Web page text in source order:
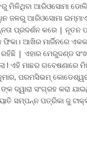
ମିଳିଥିବା ଆରିଓସୋମା
ଜଳରୁ ଆରିଓସୋମା
ପ୍ରଦର୍ଶନ କରେ | ନୂତନ
ଆଖିର ମାର୍ଜିନରେ ଏକକ
| ଏହାର ମେରୁଦଣ୍ଡ
ଏହି ମାଛର ଗବେଷଣାରେ
ପରମସିଭମ୍
ସଂଗ୍ରହ କରା
ସମ୍ପନ୍ନ ପତ୍ରିକା ଜୁ